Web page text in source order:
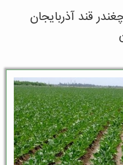
چغندر قند آذربایجان